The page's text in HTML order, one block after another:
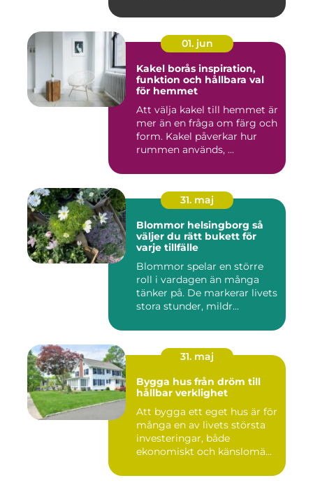
01. jun
Kakel borås inspiration,
funktion och hållbara val
för hemmet
Att välja kakel till hemmet är
mer än en fråga om färg och
form. Kakel påverkar hur
rummen används, ...
31. maj
Blommor helsingborg så
väljer du rätt bukett för
varje tillfälle
Blommor spelar en större
roll i vardagen än många
tänker på. De markerar livets
stora stunder, mildr...
31. maj
Bygga hus från dröm till
hållbar verklighet
Att bygga ett eget hus är för
många en av livets största
investeringar, både
ekonomiskt och känslomä...